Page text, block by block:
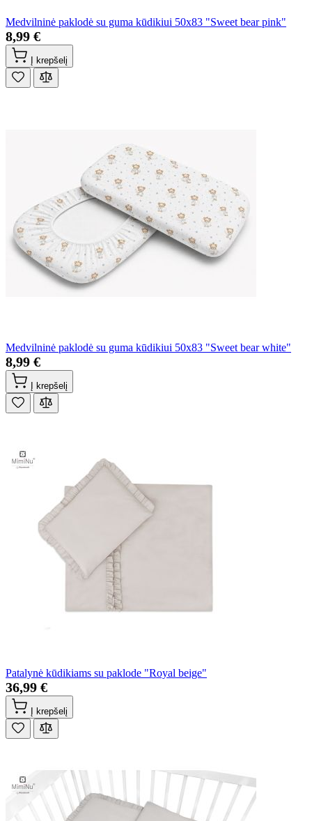
Medvilninė paklodė su guma kūdikiui 50x83 "Sweet bear pink"
8,99 €
Į krepšelį
Medvilninė paklodė su guma kūdikiui 50x83 "Sweet bear white"
8,99 €
Į krepšelį
Patalynė kūdikiams su paklode "Royal beige"
36,99 €
Į krepšelį